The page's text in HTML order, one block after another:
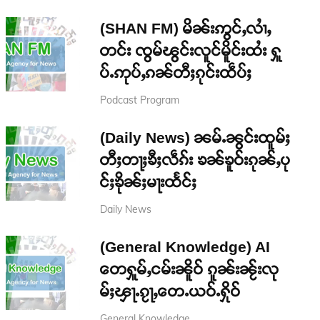
(SHAN FM) မိၼ်းဢွင်ႇလၢႆႇ
တင်း ၸွမ်ၽွင်းလူင်မိူင်းထႆး ႁူ
ပ်ႉဢုပ်ႇၵၼ်တီႈၵုင်းထဵပ်ႈ
Podcast Program
(Daily News) ၼမ်ႉၼွင်းထူမ်ႈ
တီႈတႃႈၶီႈလဵၵ်း ၶၼ်ၶူဝ်းၵုၼ်ႇပု
င်ႈၶိုၼ်ႈမႃးထႅင်ႈ
Daily News
(General Knowledge) AI
တေႁူမ်ႇငမ်းၼိူဝ် ၵူၼ်းၼႂ်းလု
မ်ႈၾႃႉၵႂႃႇတေႉယဝ်ႉႁိုဝ်